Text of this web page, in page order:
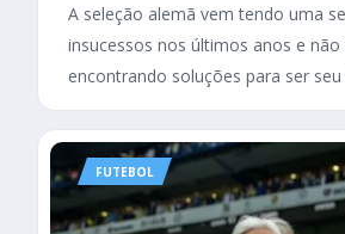
A seleção alemã vem tendo uma
insucessos nos últimos anos e não
encontrando soluções para ser
FUTEBOL